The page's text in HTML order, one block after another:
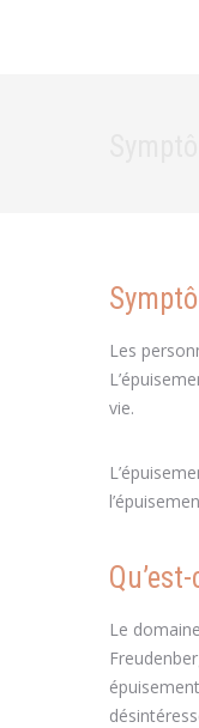
Les
vie.
Le